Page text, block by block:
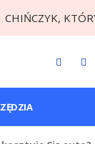
CHIŃCZYK,